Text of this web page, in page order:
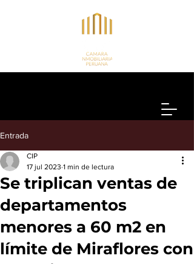
Entrada
Se triplican ventas de
departamentos
menores a 60 m2 en
límite de Miraflores con
CIP
17 jul 2023 1 min de lectura